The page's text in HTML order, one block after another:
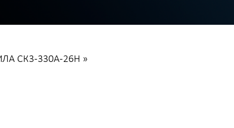
СК3-330А-26H »